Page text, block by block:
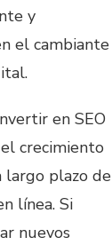
y
el cambiante
en SEO
crecimiento
largo plazo de
línea. Si
nuevos